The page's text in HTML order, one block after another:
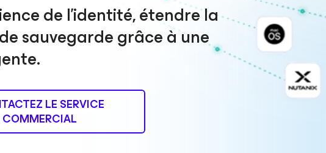
de l’identité, étendre la
sauvegarde grâce à une
LE SERVICE
COMMERCIAL